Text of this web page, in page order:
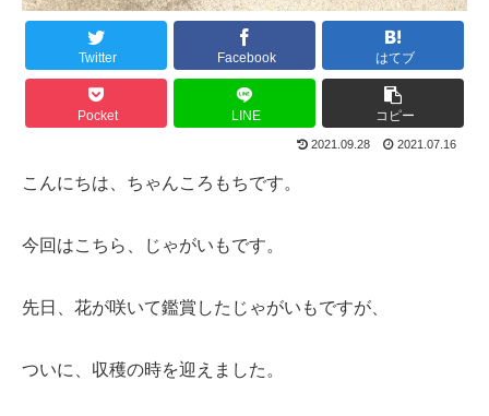
Twitter Facebook はてブ
Pocket LINE コピー
2021.09.28 2021.07.16
こんにちは、ちゃんころもちです。
今回はこちら、じゃがいもです。
先日、花が咲いて鑑賞したじゃがいもですが、
ついに、収穫の時を迎えました。